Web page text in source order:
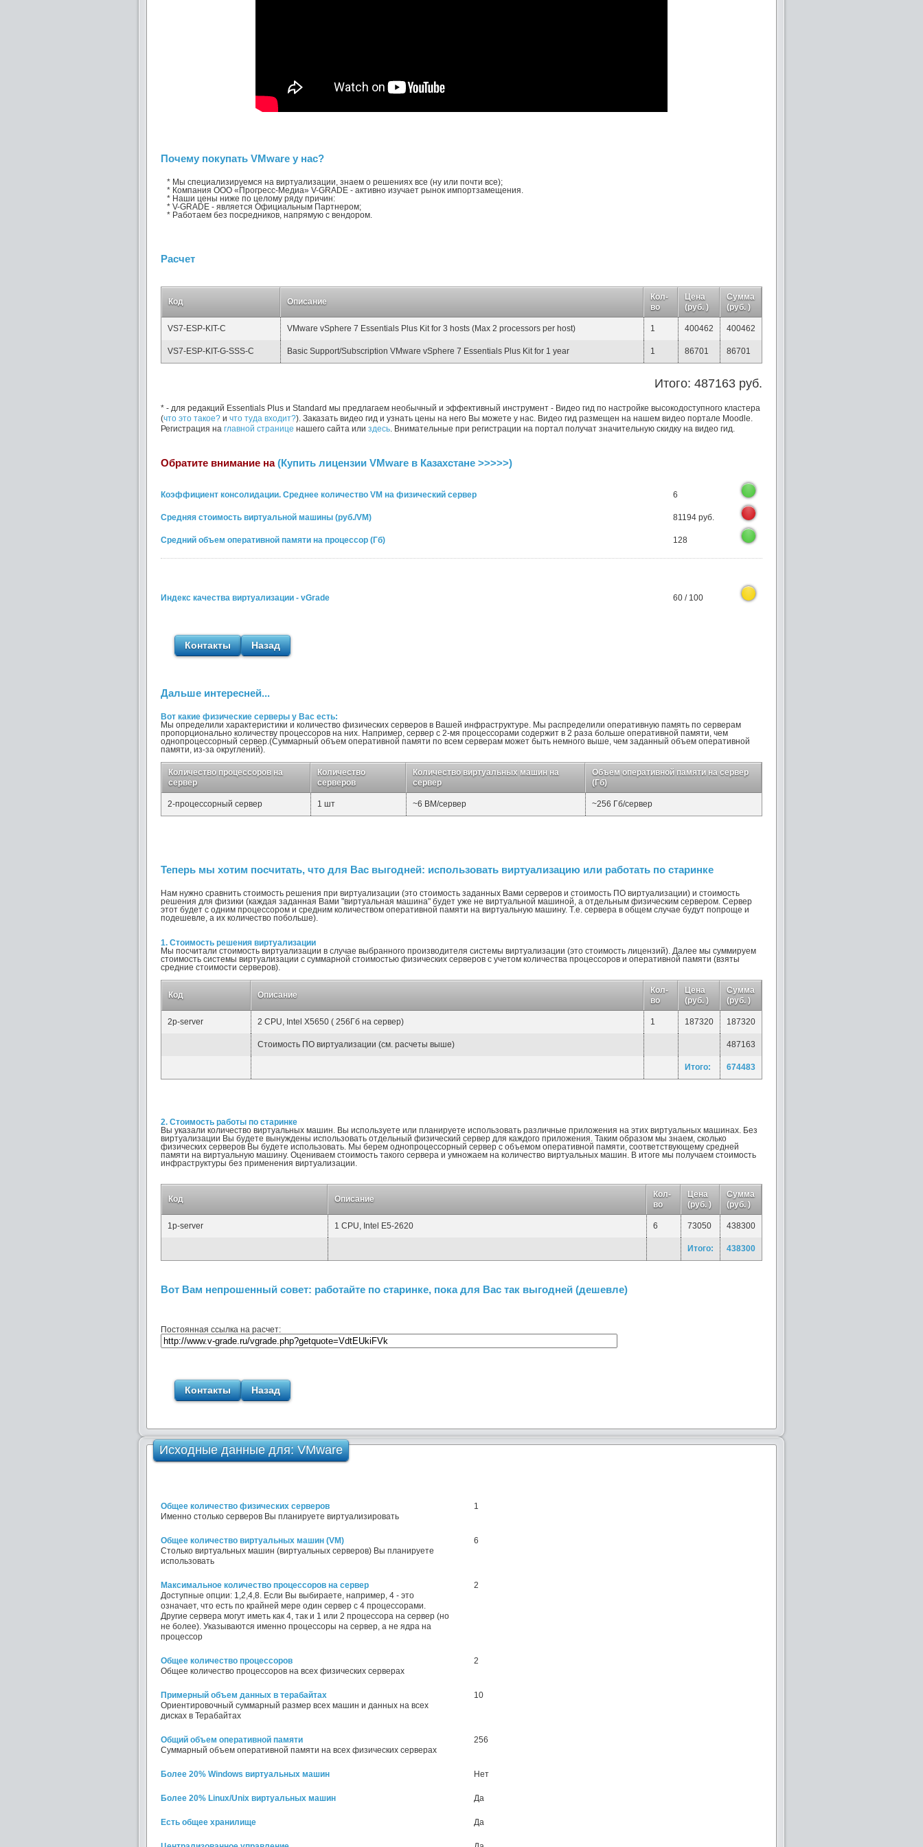
Почему покупать VMware у нас?
* Мы специализируемся на виртуализации, знаем о решениях все (ну или почти все);
* Компания ООО «Прогресс-Медиа» V-GRADE - активно изучает рынок импортзамещения.
* Наши цены ниже по целому ряду причин:
* V-GRADE - является Официальным Партнером;
* Работаем без посредников, напрямую с вендором.
Расчет
Код Описание
Кол-
во
Цена
(руб. )
Сумма
(руб. )
VS7-ESP-KIT-C VMware vSphere 7 Essentials Plus Kit for 3 hosts (Max 2 processors per host) 1 400462 400462
VS7-ESP-KIT-G-SSS-C Basic Support/Subscription VMware vSphere 7 Essentials Plus Kit for 1 year 1 86701 86701
Итого: 487163 руб.
* - для редакций Essentials Plus и Standard мы предлагаем необычный и эффективный инструмент - Видео гид по настройке высокодоступного кластера
(что это такое?и что туда входит?). Заказать видео гид и узнать цены на него Вы можете у нас. Видео гид размещен на нашем видео портале Moodle.
Регистрация на главной странице нашего сайта или здесь. Внимательные при регистрации на портал получат значительную скидку на видео гид.
Обратите внимание на(Купить лицензии VMware в Казахстане >>>>>)
Коэффициент консолидации. Среднее количество VM на физический сервер 6
Средняя стоимость виртуальной машины (руб./VM) 81194 руб.
Средний объем оперативной памяти на процессор (Гб) 128
Индекс качества виртуализации - vGrade 60 / 100
Контакты Назад
Дальше интересней...
Вот какие физические серверы у Вас есть:
Мы определили характеристики и количество физических серверов в Вашей инфраструктуре. Мы распределили оперативную память по серверам
пропорционально количеству процессоров на них. Например, сервер с 2-мя процессорами содержит в 2 раза больше оперативной памяти, чем
однопроцессорный сервер.(Суммарный объем оперативной памяти по всем серверам может быть немного выше, чем заданный объем оперативной
памяти, из-за округлений).
Количество процессоров на
сервер
Количество
серверов
Количество виртуальных машин на
сервер
Объем оперативной памяти на сервер
(Гб)
2-процессорный сервер 1 шт ~6 ВМ/сервер ~256 Гб/сервер
Теперь мы хотим посчитать, что для Вас выгодней: использовать виртуализацию или работать по старинке
Нам нужно сравнить стоимость решения при виртуализации (это стоимость заданных Вами серверов и стоимость ПО виртуализации) и стоимость
решения для физики (каждая заданная Вами "виртуальная машина" будет уже не виртуальной машиной, а отдельным физическим сервером. Сервер
этот будет с одним процессором и средним количеством оперативной памяти на виртуальную машину. Т.е. сервера в общем случае будут попроще и
подешевле, а их количество побольше).
1. Стоимость решения виртуализации
Мы посчитали стоимость виртуализации в случае выбранного производителя системы виртуализации (это стоимость лицензий). Далее мы суммируем
стоимость системы виртуализации с суммарной стоимостью физических серверов с учетом количества процессоров и оперативной памяти (взяты
средние стоимости серверов).
Код Описание
Кол-
во
Цена
(руб. )
Сумма
(руб. )
2p-server 2 CPU, Intel X5650 ( 256Гб на сервер) 1 187320 187320
Стоимость ПО виртуализации (см. расчеты выше) 487163
Итого: 674483
2. Стоимость работы по старинке
Вы указали количество виртуальных машин. Вы используете или планируете использовать различные приложения на этих виртуальных машинах. Без
виртуализации Вы будете вынуждены использовать отдельный физический сервер для каждого приложения. Таким образом мы знаем, сколько
физических серверов Вы будете использовать. Мы берем однопроцессорный сервер с объемом оперативной памяти, соответствующему средней
памяти на виртуальную машину. Оцениваем стоимость такого сервера и умножаем на количество виртуальных машин. В итоге мы получаем стоимость
инфраструктуры без применения виртуализации.
Код Описание
Кол-
во
Цена
(руб. )
Сумма
(руб. )
1p-server 1 CPU, Intel E5-2620 6 73050 438300
Итого: 438300
Вот Вам непрошенный совет: работайте по старинке, пока для Вас так выгодней (дешевле)
Постоянная ссылка на расчет:
Контакты Назад
Исходные данные для: VMware
Общее количество физических серверов
Именно столько серверов Вы планируете виртуализировать
1
Общее количество виртуальных машин (VM)
Столько виртуальных машин (виртуальных серверов) Вы планируете
использовать
6
Максимальное количество процессоров на сервер
Доступные опции: 1,2,4,8. Если Вы выбираете, например, 4 - это
означает, что есть по крайней мере один сервер с 4 процессорами.
Другие сервера могут иметь как 4, так и 1 или 2 процессора на сервер (но
не более). Указываются именно процессоры на сервер, а не ядра на
процессор
2
Общее количество процессоров
Общее количество процессоров на всех физических серверах
2
Примерный объем данных в терабайтах
Ориентировочный суммарный размер всех машин и данных на всех
дисках в Терабайтах
10
Общий объем оперативной памяти
Суммарный объем оперативной памяти на всех физических серверах
256
Более 20% Windows виртуальных машин Нет
Более 20% Linux/Unix виртуальных машин Да
Есть общее хранилище Да